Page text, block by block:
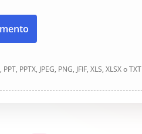
PPTX, JPEG, PNG, JFIF, XLS, XLSX o TXT